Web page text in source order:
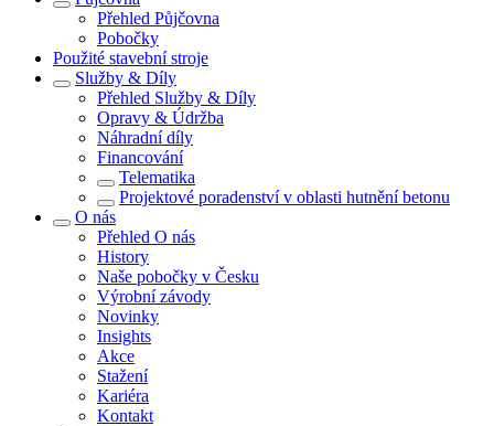
Přehled Půjčovna
Pobočky
Použité stavební stroje
Služby & Díly
Přehled Služby & Díly
Opravy & Údržba
Náhradní díly
Financování
Telematika
Projektové poradenství v oblasti hutnění betonu
O nás
Přehled O nás
History
Naše pobočky v Česku
Výrobní závody
Novinky
Insights
Akce
Stažení
Kariéra
Kontakt